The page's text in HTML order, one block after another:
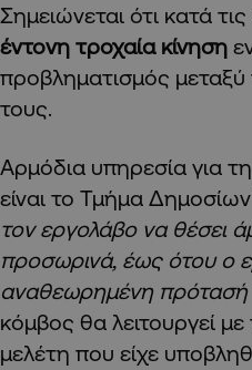
Σημειώνεται ότι κατά
έντονη τροχαία κίνηση
προβληματισμός
τους.
Αρμόδια υπηρεσία για
είναι το Τμήμα
τον εργολάβο να θέσει
προσωρινά, έως ότου ο
αναθεωρημένη πρότασή
κόμβος θα λειτουργεί
μελέτη που είχε